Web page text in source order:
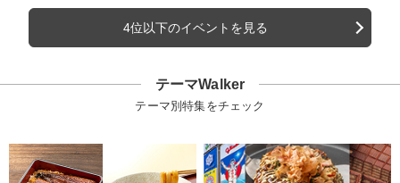
4位以下のイベントを見る
テーマWalker
テーマ別特集をチェック